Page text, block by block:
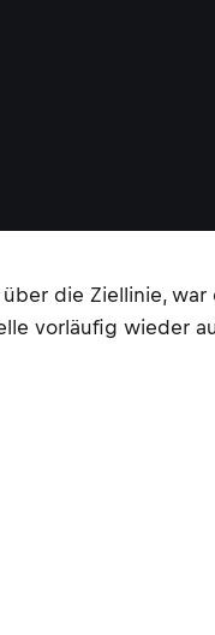
die Ziellinie,
vorläufig wieder